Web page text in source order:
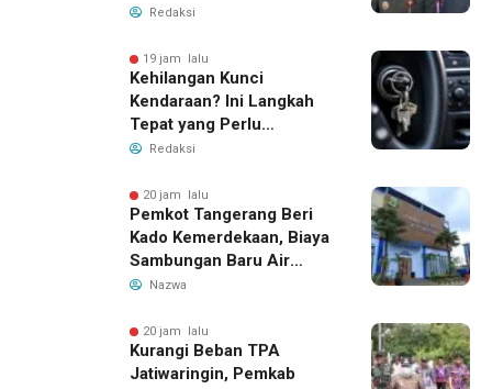
PPAS 2026
Redaksi
19 jam lalu
Kehilangan Kunci
Kendaraan? Ini Langkah
Tepat yang Perlu
Dilakukan
Redaksi
20 jam lalu
Pemkot Tangerang Beri
Kado Kemerdekaan, Biaya
Sambungan Baru Air
Bersih Dipangkas Jadi
Nazwa
20 jam lalu
Kurangi Beban TPA
Jatiwaringin, Pemkab